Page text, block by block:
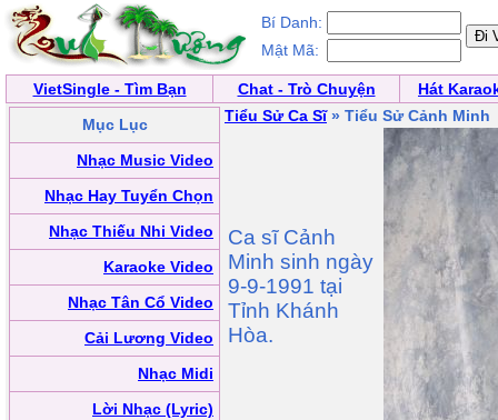
Bí Danh:
Mật Mã:
VietSingle - Tìm Bạn Chat - Trò Chuyện
Hát
Mục Lục
Nhạc Music Video
Nhạc Hay Tuyển Chọn
Nhạc Thiếu Nhi Video
Karaoke Video
Nhạc Tân Cổ Video
Cải Lương Video
Nhạc Midi
Lời Nhạc (Lyric)
Tiểu Sử Ca Sĩ» Tiểu Sử Cảnh Minh
Ca sĩ Cảnh
Minh sinh ngày
9-9-1991 tại
Tỉnh Khánh
Hòa.